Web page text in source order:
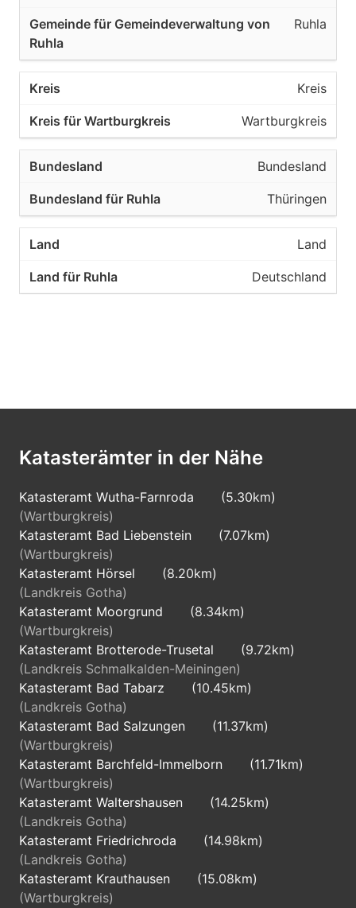
Ruhla
Kreis
Wartburgkreis
Bundesland
Thüringen
Land
Deutschland
Katasterämter in der Nähe
Katasteramt Wutha-Farnroda
(5.30km)
(Wartburgkreis)
Katasteramt Bad Liebenstein
(7.07km)
(Wartburgkreis)
Katasteramt Hörsel
(8.20km)
(Landkreis Gotha)
Katasteramt Moorgrund
(8.34km)
(Wartburgkreis)
Katasteramt Brotterode-Trusetal
(9.72km)
(Landkreis Schmalkalden-Meiningen)
Katasteramt Bad Tabarz
(10.45km)
(Landkreis Gotha)
Katasteramt Bad Salzungen
(11.37km)
(Wartburgkreis)
Katasteramt Barchfeld-Immelborn
(11.71km)
(Wartburgkreis)
Katasteramt Waltershausen
(14.25km)
(Landkreis Gotha)
Katasteramt Friedrichroda
(14.98km)
(Landkreis Gotha)
Katasteramt Krauthausen
(15.08km)
(Wartburgkreis)